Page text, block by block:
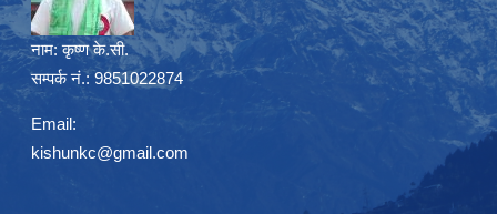
नाम: कृष्ण के.सी.
सम्पर्क नं.: 9851022874
Email:
kishunkc@gmail.com